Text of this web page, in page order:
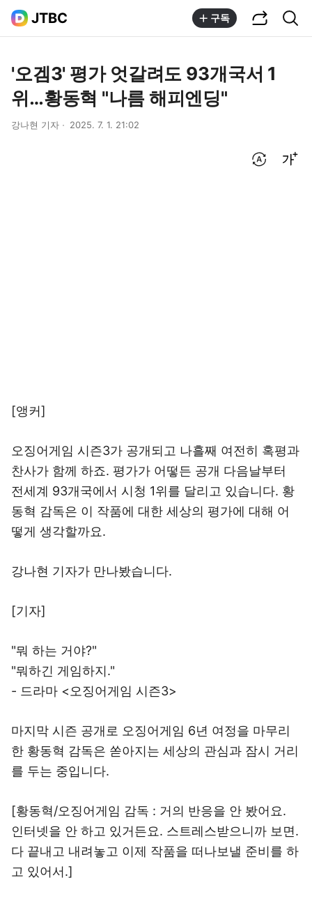
JTBC 구독
'오겜3' 평가 엇갈려도 93개국서 1
위…황동혁 "나름 해피엔딩"
강나현 기자 2025. 7. 1. 21:02
[앵커]
오징어게임 시즌3가 공개되고 나흘째 여전히 혹평과
찬사가 함께 하죠. 평가가 어떻든 공개 다음날부터
전세계 93개국에서 시청 1위를 달리고 있습니다. 황
동혁 감독은 이 작품에 대한 세상의 평가에 대해 어
떻게 생각할까요.
강나현 기자가 만나봤습니다.
[기자]
"뭐 하는 거야?"
"뭐하긴 게임하지."
- 드라마 <오징어게임 시즌3>
마지막 시즌 공개로 오징어게임 6년 여정을 마무리
한 황동혁 감독은 쏟아지는 세상의 관심과 잠시 거리
를 두는 중입니다.
[황동혁/오징어게임 감독 : 거의 반응을 안 봤어요.
인터넷을 안 하고 있거든요. 스트레스받으니까 보면.
다 끝내고 내려놓고 이제 작품을 떠나보낼 준비를 하
고 있어서.]